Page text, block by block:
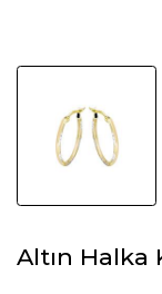
Altın Halka